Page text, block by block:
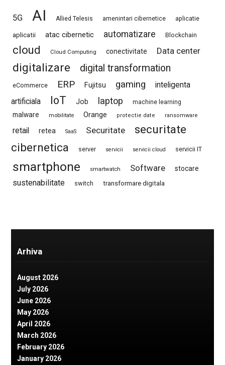
5G AI Allied Telesis amenintari cibernetice aplicatie
aplicatii atac cibernetic automatizare Blockchain
cloud Cloud Computing conectivitate Data center
digitalizare digital transformation
eCommerce ERP Fujitsu gaming
inteligenta
artificiala
IoT Job laptop machine learning
malware mobilitate Orange protectie date ransomware
retail retea SaaS Securitate
securitate
cibernetica
server servicii servicii cloud servicii IT
smartphone smartwatch Software stocare
sustenabilitate switch transformare digitala
Arhiva
August 2026
July 2026
June 2026
May 2026
April 2026
March 2026
February 2026
January 2026